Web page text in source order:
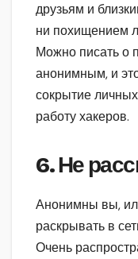
друзьям и
ни похищением
Можно писать о
анонимным, и
сокрытие
работу хакеров.
6. Не
Анонимны вы,
раскрывать в
Очень